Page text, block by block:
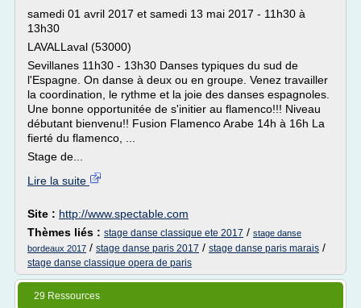
samedi 01 avril 2017 et samedi 13 mai 2017 - 11h30 à
13h30
LAVALLaval (53000)
Sevillanes 11h30 - 13h30 Danses typiques du sud de
l'Espagne. On danse à deux ou en groupe. Venez travailler
la coordination, le rythme et la joie des danses espagnoles.
Une bonne opportunitée de s'initier au flamenco!!! Niveau
débutant bienvenu!! Fusion Flamenco Arabe 14h à 16h La
fierté du flamenco, ...
Stage de...
Lire la suite
Site : http://www.spectable.com
Thèmes liés : stage danse classique ete 2017 / stage danse
bordeaux 2017 / stage danse paris 2017 / stage danse paris marais /
stage danse classique opera de paris
29 Ressources